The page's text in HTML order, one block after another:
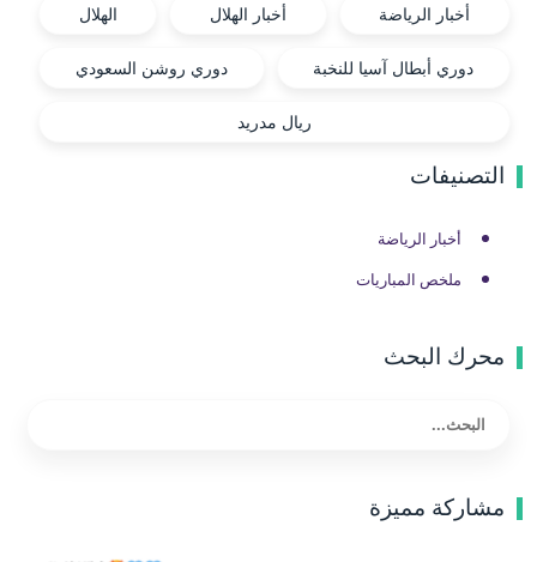
أخبار الرياضة أخبار الهلال الهلال
دوري أبطال آسيا للنخبة دوري روشن السعودي
ريال مدريد
التصنيفات
أخبار الرياضة
ملخص المباريات
محرك البحث
مشاركة مميزة